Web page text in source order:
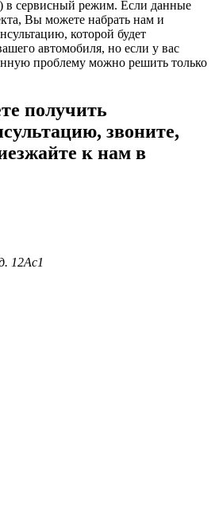
в сервисный режим. Если данные
Вы можете набрать нам и
которой будет
автомобиля, но если у вас
проблему можно решить только
получить
звоните,
к нам в
12Ас1